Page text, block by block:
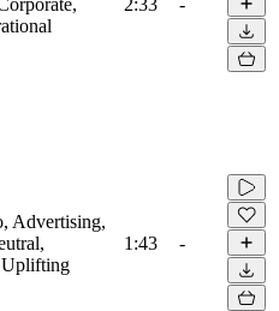
Advertising,
Uplifting
1:43 -